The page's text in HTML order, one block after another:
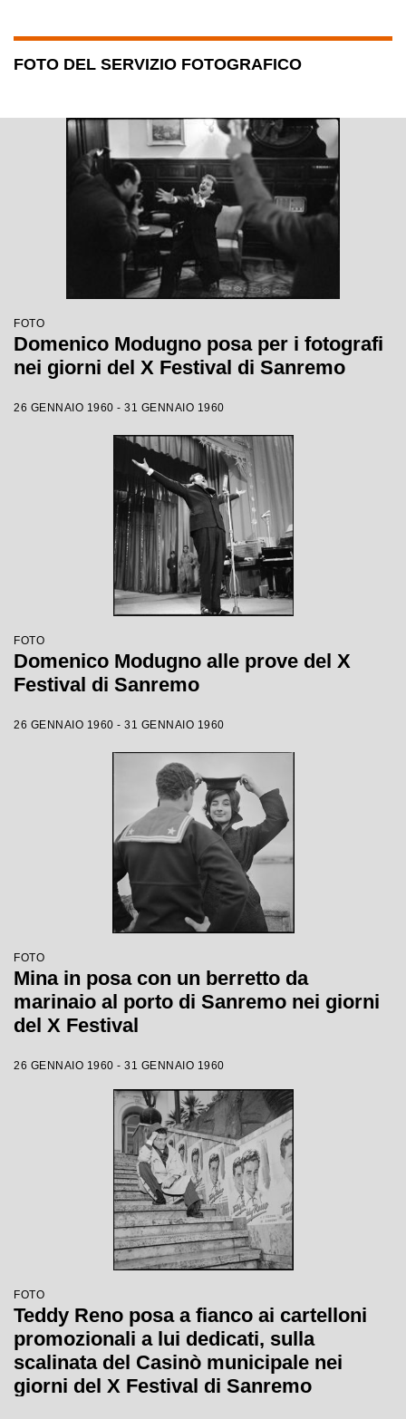
FOTO DEL SERVIZIO FOTOGRAFICO
FOTO
Domenico Modugno posa per i fotografi
nei giorni del X Festival di Sanremo
26 GENNAIO 1960 - 31 GENNAIO 1960
FOTO
Domenico Modugno alle prove del X
Festival di Sanremo
26 GENNAIO 1960 - 31 GENNAIO 1960
FOTO
Mina in posa con un berretto da
marinaio al porto di Sanremo nei giorni
del X Festival
26 GENNAIO 1960 - 31 GENNAIO 1960
FOTO
Teddy Reno posa a fianco ai cartelloni
promozionali a lui dedicati, sulla
scalinata del Casinò municipale nei
giorni del X Festival di Sanremo